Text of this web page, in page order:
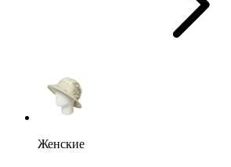
Женские